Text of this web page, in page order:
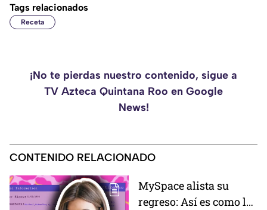
Tags relacionados
Receta
¡No te pierdas nuestro contenido, sigue a
TV Azteca Quintana Roo en Google
News!
CONTENIDO RELACIONADO
MySpace alista su
regreso: Así es como la